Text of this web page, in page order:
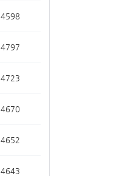
4598
4797
4723
4670
4652
4643